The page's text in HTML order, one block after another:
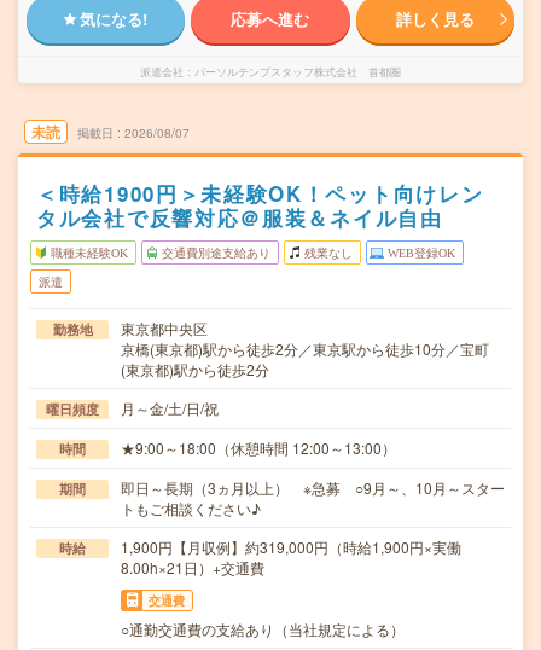
気になる! 応募へ進む 詳しく見る
派遣会社 パーソルテンプスタッフ株式会社 首都圏
未読 掲載日 2026/08/07
＜時給1900円＞未経験OK！ペット向けレン
タル会社で反響対応＠服装＆ネイル自由
職種未経験OK 交通費別途支給あり 残業なし WEB登録OK
派遣
勤務地
東京都中央区
京橋(東京都)駅から徒歩2分／東京駅から徒歩10分／宝町
(東京都)駅から徒歩2分
曜日頻度 月～金/土/日/祝
時間 ★9:00～18:00（休憩時間 12:00～13:00）
期間
即日～長期（3ヵ月以上） ※急募 ○9月～、10月～スター
トもご相談ください♪
時給
1,900円【月収例】約319,000円（時給1,900円×実働
8.00h×21日）+交通費
交通費
○通勤交通費の支給あり（当社規定による）